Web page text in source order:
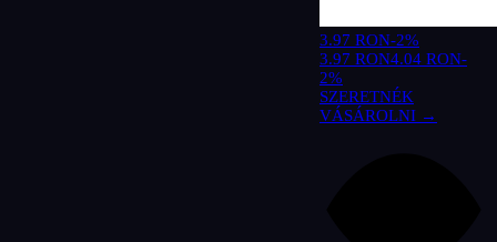
3.97 RON-2%
3.97 RON4.04 RON-
2%
SZERETNÉK
VÁSÁROLNI →